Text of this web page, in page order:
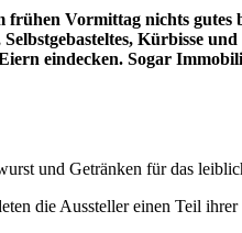
Vormittag nichts gutes
Kürbisse
eindecken. Sogar
und Getränken für das
die Aussteller einen Teil